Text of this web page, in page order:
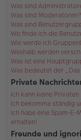
Was sind
Was sind Moderatoren?
Was sind
Wo finde ich die
Wie werde ich
Weshalb werden
Was ist eine
Was bedeutet der
Private
Ich kann keine
Ich bekomme ständig
Ich habe eine Spam-E-
erhalten!
Freunde und